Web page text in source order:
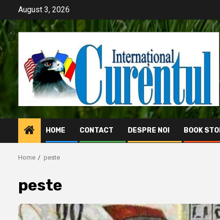
content
August 3, 2026
HOME CONTACT DESPRE NOI BOOK
Home peste
peste